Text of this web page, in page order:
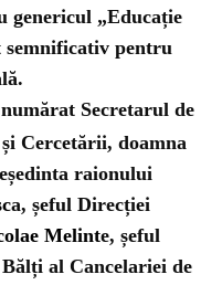
genericul „Educație
semnificativ pentru
Secretarul de
Cercetării, doamna
raionului
a, șeful Direcției
Melinte, șeful
al Cancelariei de